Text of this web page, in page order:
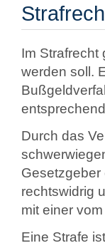
Im Strafrecht
werden soll.
Durch das
Gesetzgeber
rechtswidrig
mit einer
Eine Strafe